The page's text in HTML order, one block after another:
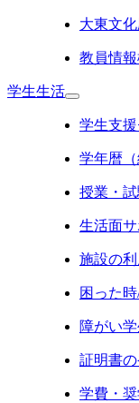
大東文
教員情
学生生活
学生支
学年暦（
授業・
生活面サ
施設の利
困った
障がい
証明書
学費・